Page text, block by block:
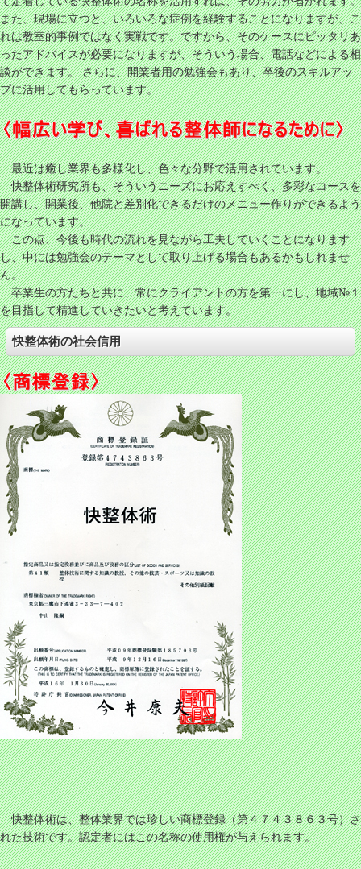
また、現場に立つと、いろいろな症例を経験することになりますが、こ
れは教室的事例ではなく実戦です。ですから、そのケースにピッタリあ
ったアドバイスが必要になりますが、そういう場合、電話などによる相
談ができます。 さらに、開業者用の勉強会もあり、卒後のスキルアッ
プに活用してもらっています。
最近は癒し業界も多様化し、色々な分野で活用されています。
快整体術研究所も、そういうニーズにお応えすべく、多彩なコースを
開講し、開業後、他院と差別化できるだけのメニュー作りができるよう
になっています。
この点、今後も時代の流れを見ながら工夫していくことになります
し、中には勉強会のテーマとして取り上げる場合もあるかもしれませ
ん。
卒業生の方たちと共に、常にクライアントの方を第一にし、地域№１
を目指して精進していきたいと考えています。
快整体術の社会信用
快整体術は、整体業界では珍しい商標登録（第４７４３８６３号）さ
れた技術です。認定者にはこの名称の使用権が与えられます。